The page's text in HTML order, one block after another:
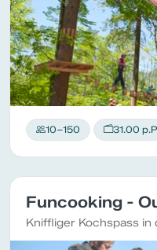
10–150 31.00
Kniffliger Kochspass